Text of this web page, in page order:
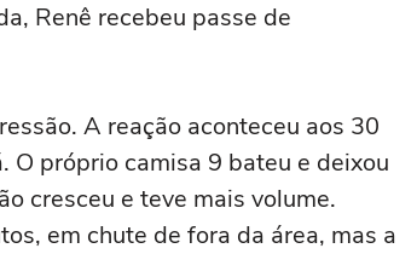
Renê recebeu passe de
A reação aconteceu aos 30
O próprio camisa 9 bateu e deixou
cresceu e teve mais volume.
em chute de fora da área, mas a